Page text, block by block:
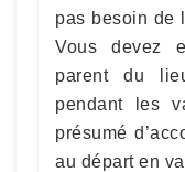
pas besoin de
Vous devez
parent du
pendant les
présumé
au départ en